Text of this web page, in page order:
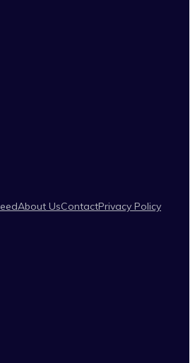
About UsContactPrivacy Policy